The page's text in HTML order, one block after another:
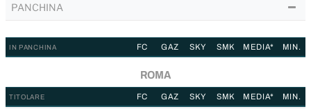
PANCHINA
IN PANCHINA FC GAZ SKY SMK MEDIA* MIN.
ROMA
TITOLARE FC GAZ SKY SMK MEDIA* MIN.